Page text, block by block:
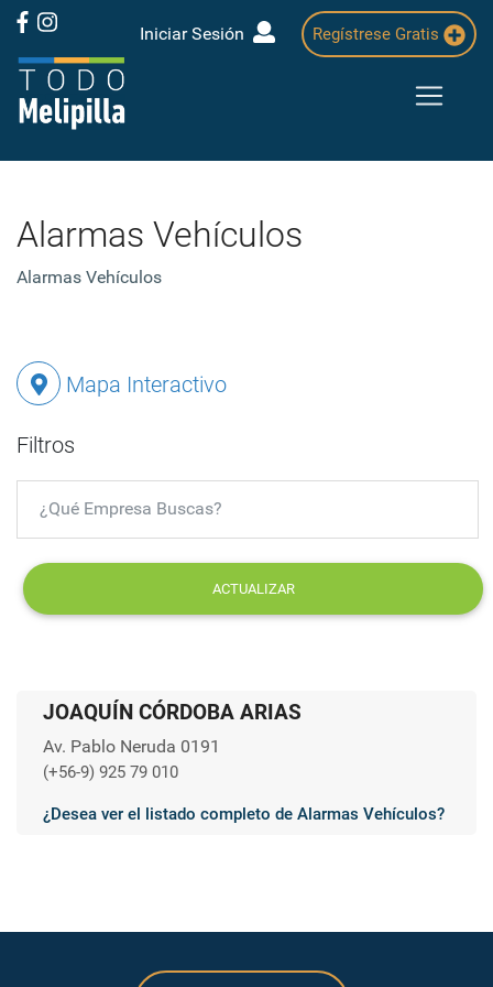
Iniciar Sesión Regístrese Gratis
Alarmas Vehículos
Alarmas Vehículos
Mapa Interactivo
Filtros
ACTUALIZAR
JOAQUÍN CÓRDOBA ARIAS
Av. Pablo Neruda 0191
(+56-9) 925 79 010
¿Desea ver el listado completo de Alarmas Vehículos?